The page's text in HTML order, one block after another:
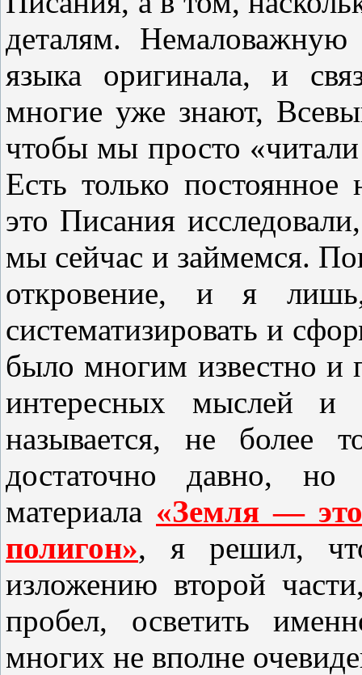
деталям. Немаловажную
языка оригинала, и
многие уже знают,
чтобы мы просто
Есть только
это Писания
мы сейчас и займемся.
откровение, и я
систематизировать и
было многим известно и
интересных мыслей и
называется, не более
достаточно давно,
материала «Земля —
полигон», я решил,
изложению второй
пробел, осветить
многих не вполне